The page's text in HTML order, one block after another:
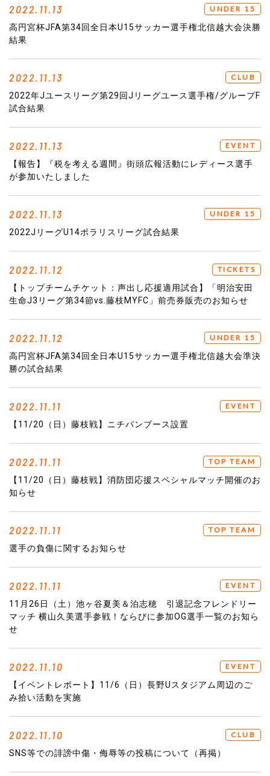
2022.11.13 UNDER 15
高円宮杯JFA第34回全日本U15サッカー選手権北信越大会決勝
結果
2022.11.13 CLUB
2022年Jユースリーグ第29回Jリーグユース選手権/グループF
試合結果
2022.11.13 EVENT
【報告】『税を考える週間』街頭広報活動にレディース選手
が参加いたしました
2022.11.13 UNDER 15
2022JリーグU14ポラリスリーグ試合結果
2022.11.12 TICKETS
【トップチームチケット：声出し応援適用試合】「明治安田
生命J3リーグ第34節vs.藤枝MYFC」前売券販売のお知らせ
2022.11.12 UNDER 15
高円宮杯JFA第34回全日本U15サッカー選手権北信越大会準決
勝の試合結果
2022.11.11 EVENT
【11/20（日）藤枝戦】ニチバンブース設置
2022.11.11 TOP TEAM
【11/20（日）藤枝戦】消防団応援スペシャルマッチ開催のお
知らせ
2022.11.11 TOP TEAM
選手の負傷に関するお知らせ
2022.11.11 EVENT
11月26日（土）池ヶ谷夏美＆泊志穂 引退記念フレンドリー
マッチ 横山久美選手参戦！ならびに参加OG選手一覧のお知ら
せ
2022.11.10 EVENT
【イベントレポート】11/6（日）長野Uスタジアム周辺のご
み拾い活動を実施
2022.11.10 CLUB
SNS等での誹謗中傷・侮辱等の投稿について（再掲）